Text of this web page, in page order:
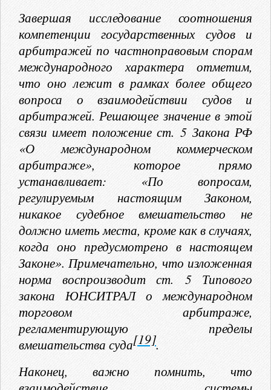
Завершая исследование соотношения
компетенции государственных судов и
арбитражей по частноправовым спорам
международного характера отметим,
что оно лежит в рамках более общего
вопроса о взаимодействии судов и
арбитражей. Решающее значение в этой
связи имеет положение ст. 5 Закона РФ
«О международном коммерческом
арбитраже», которое прямо
устанавливает: «По вопросам,
регулируемым настоящим Законом,
никакое судебное вмешательство не
должно иметь места, кроме как в случаях,
когда оно предусмотрено в настоящем
Законе». Примечательно, что изложенная
норма воспроизводит ст. 5 Типового
закона ЮНСИТРАЛ о международном
торговом арбитраже,
регламентирующую пределы
вмешательства суда[19].
Наконец, важно помнить, что